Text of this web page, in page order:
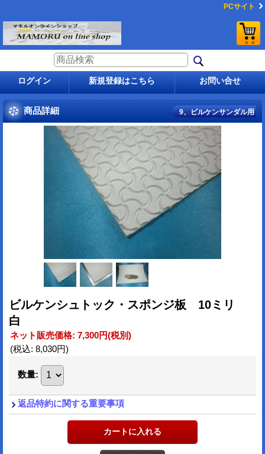
PCサイト
ログイン 新規登録はこちら お問い合せ
商品詳細 9、ビルケンサンダル用
ビルケンシュトック・スポンジ板 10ミリ
白
ネット販売価格: 7,300円(税別)
(税込: 8,030円)
数量:
返品特約に関する重要事項